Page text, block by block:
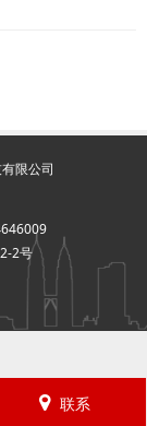
限公司
2号
联系